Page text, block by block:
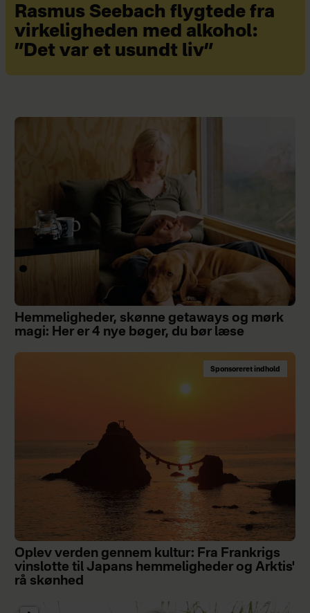
Rasmus Seebach flygtede fra
virkeligheden med alkohol:
”Det var et usundt liv”
Hemmeligheder, skønne getaways og mørk
magi: Her er 4 nye bøger, du bør læse
Sponsoreret indhold
Oplev verden gennem kultur: Fra Frankrigs
vinslotte til Japans hemmeligheder og Arktis'
rå skønhed